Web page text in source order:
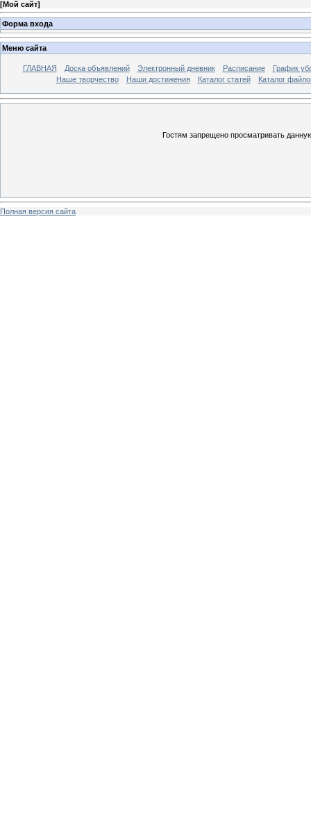
[Мой сайт]
Форма входа
Меню сайта
ГЛАВНАЯ Доска объявлений Электронный дневник Расписание
График
Наше творчество
Наши достижения Каталог статей Каталог
Гостям запрещено просматривать
Полная версия сайта